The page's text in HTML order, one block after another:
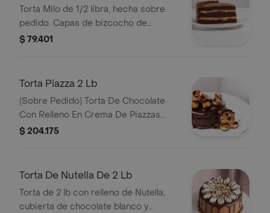
Torta Milo de 1/2 libra, hecha sobre
pedido. Capas de bizcocho de
chocolate con relleno de crema
$ 79.401
Torta Piazza 2 Lb
(Sobre Pedido) Torta De Chocolate
Con Relleno En Crema De Piazzas
Cubierta De Ganache De Chocolate Y
$ 204.175
Torta De Nutella De 2 Lb
Torta de 2 lb con relleno de Nutella,
cubierta de chocolate blanco y